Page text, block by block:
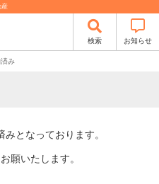
産
検索 お知らせ
済み
となっております。
願いたします。